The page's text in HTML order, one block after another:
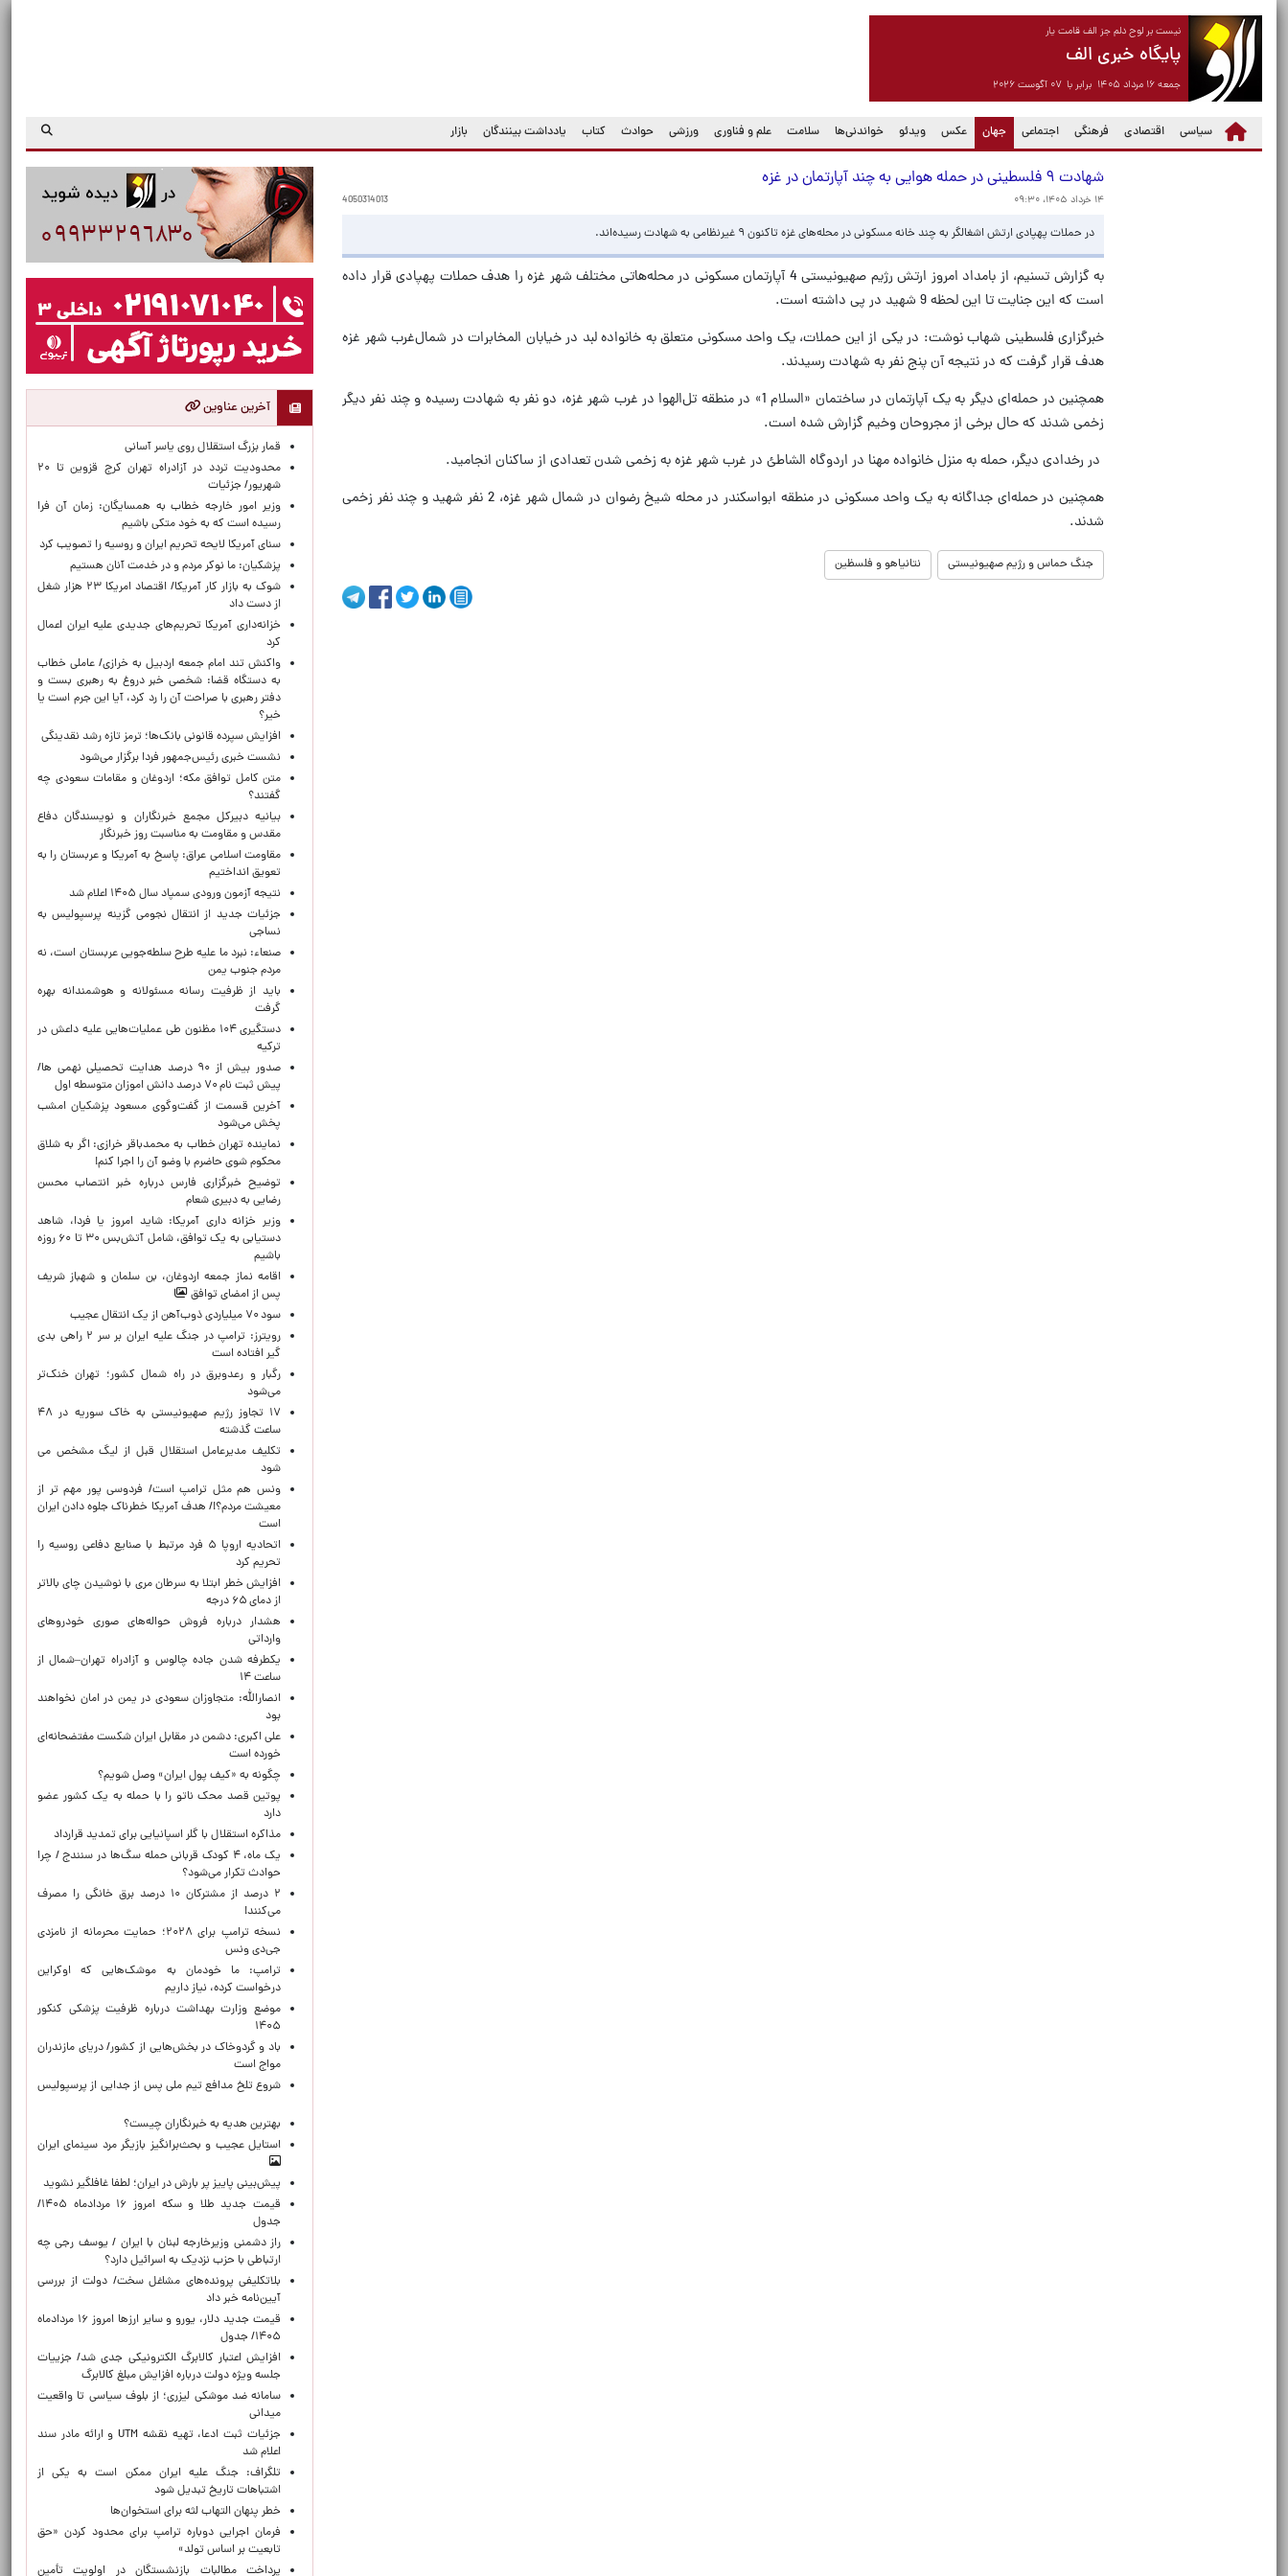
نیست بر لوح دلم جز الف قامت یار
پایگاه خبری الف
جمعه ۱۶ مرداد ۱۴۰۵ برابر با ۰۷ آگوست ۲۰۲۶
سیاسی اقتصادی فرهنگی اجتماعی جهان
(current) عکس ویدئو خواندنی‌ها سلامت علم و فناوری ورزشی حوادث کتاب یادداشت بینندگان بازار
شهادت ۹ فلسطینی در حمله هوایی به چند آپارتمان در غزه
۱۴ خرداد ۱۴۰۵، ۰۹:۳۰ 4050314013
در حملات پهپادی ارتش اشغالگر به چند خانه مسکونی در محله‌های غزه تاکنون ۹ غیرنظامی به شهادت رسیده‌اند.
به گزارش تسنیم، از بامداد امروز ارتش رژیم صهیونیستی 4 آپارتمان مسکونی در محله‌هاتی مختلف شهر غزه را هدف حملات پهپادی قرار داده
است که این جنایت تا این لحظه 9 شهید در پی داشته است.
خبرگزاری فلسطینی شهاب نوشت: در یکی از این حملات، یک واحد مسکونی متعلق به خانواده لبد در خیابان المخابرات در شمال‌غرب شهر غزه
هدف قرار گرفت که در نتیجه آن پنج نفر به شهادت رسیدند.
همچنین در حمله‌ای دیگر به یک آپارتمان در ساختمان «السلام 1» در منطقه تل‌الهوا در غرب شهر غزه، دو نفر به شهادت رسیده و چند نفر دیگر
زخمی شدند که حال برخی از مجروحان وخیم گزارش شده است.
در رخدادی دیگر، حمله به منزل خانواده مهنا در اردوگاه الشاطئ در غرب شهر غزه به زخمی شدن تعدادی از ساکنان انجامید.
همچنین در حمله‌ای جداگانه به یک واحد مسکونی در منطقه ابواسکندر در محله شیخ رضوان در شمال شهر غزه، 2 نفر شهید و چند نفر زخمی
شدند.
جنگ حماس و رژیم صهیونیستی نتانیاهو و فلسظین
آخرین عناوین
قمار بزرگ استقلال روی یاسر آسانی
محدودیت تردد در آزادراه تهران کرج قزوین تا ۲۰
شهریور/ جزئیات
وزیر امور خارجه خطاب به همسایگان: زمان آن فرا
رسیده است که به خود متکی باشیم
سنای آمریکا لایحه تحریم ایران و روسیه را تصویب کرد
پزشکیان: ما نوکر مردم و در خدمت آنان هستیم
شوک به بازار کار آمریکا/ اقتصاد امریکا ۲۳ هزار شغل
از دست داد
خزانه‌داری آمریکا تحریم‌های جدیدی علیه ایران اعمال
کرد
واکنش تند امام جمعه اردبیل به خرازی/ عاملی خطاب
به دستگاه قضا: شخصی خبر دروغ به رهبری بست و
دفتر رهبری با صراحت آن را رد کرد، آیا این جرم است یا
خیر؟
افزایش سپرده قانونی بانک‌ها؛ ترمز تازه رشد نقدینگی
نشست خبری رئیس‌جمهور فردا برگزار می‌شود
متن کامل توافق مکه؛ اردوغان و مقامات سعودی چه
گفتند؟
بیانیه دبیرکل مجمع خبرنگاران و نویسندگان دفاع
مقدس و مقاومت به مناسبت روز خبرنگار
مقاومت اسلامی عراق: پاسخ به آمریکا و عربستان را به
تعویق انداختیم
نتیجه آزمون ورودی سمپاد سال ۱۴۰۵ اعلام شد
جزئیات جدید از انتقال نجومی گزینه پرسپولیس به
نساجی
صنعاء: نبرد ما علیه طرح سلطه‌جویی عربستان است، نه
مردم جنوب یمن
باید از ظرفیت رسانه مسئولانه و هوشمندانه بهره
گرفت
دستگیری ۱۰۴ مظنون طی عملیات‌هایی علیه داعش در
ترکیه
صدور بیش از ۹۰ درصد هدایت تحصیلی نهمی ها/
پیش ثبت نام ۷۰ درصد دانش اموزان متوسطه اول
آخرین قسمت از گفت‌وگوی مسعود پزشکیان امشب
پخش می‌شود
نماینده تهران خطاب به محمدباقر خرازی: اگر به شلاق
محکوم شوی حاضرم با وضو آن را اجرا کنم!
توضیح خبرگزاری فارس درباره خبر انتصاب محسن
رضایی به دبیری شعام
وزیر خزانه داری آمریکا: شاید امروز یا فردا، شاهد
دستیابی به یک توافق، شامل آتش‌بس ۳۰ تا ۶۰ روزه
باشیم
اقامه نماز جمعه اردوغان، بن ‌سلمان و شهباز شریف
پس از امضای توافق
سود ۷۰ میلیاردی ذوب‌آهن از یک انتقال عجیب
رویترز: ترامپ در جنگ علیه ایران بر سر ۲ راهی بدی
گیر افتاده است
رگبار و رعدوبرق در راه شمال کشور؛ تهران خنک‌تر
می‌شود
۱۷ تجاوز رژیم صهیونیستی به خاک سوریه در ۴۸
ساعت گذشته
تکلیف مدیرعامل استقلال قبل از لیگ مشخص می
شود
ونس هم مثل ترامپ است/ فردوسی پور مهم تر از
معیشت مردم؟!/ هدف آمریکا خطرناک جلوه دادن ایران
است
اتحادیه اروپا ۵ فرد مرتبط با صنایع دفاعی روسیه را
تحریم کرد
افزایش خطر ابتلا به سرطان مری با نوشیدن چای بالاتر
از دمای ۶۵ درجه
هشدار درباره فروش حواله‌های صوری خودروهای
وارداتی
یکطرفه شدن جاده چالوس و آزادراه تهران–شمال از
ساعت ۱۴
انصارالله: متجاوزان سعودی در یمن در امان نخواهند
بود
علی اکبری: دشمن در مقابل ایران شکست مفتضحانه‌ای
خورده است
چگونه به «کیف پول ایران» وصل شویم؟
پوتین قصد محک ناتو را با حمله به یک کشور عضو
دارد
مذاکره استقلال با گلر اسپانیایی برای تمدید قرارداد
یک ماه، ۴ کودک قربانی حمله سگ‌ها در سنندج / چرا
حوادث تکرار می‌شود؟
۲ درصد از مشترکان ۱۰ درصد برق خانگی را مصرف
می‌کنند!
نسخه ترامپ برای ۲۰۲۸؛ حمایت محرمانه از نامزدی
جی‌دی ونس
ترامپ: ما خودمان به موشک‌هایی که اوکراین
درخواست کرده، نیاز داریم
موضع وزارت بهداشت درباره ظرفیت پزشکی کنکور
۱۴۰۵
باد و گردوخاک در بخش‌هایی از کشور/ دریای مازندران
مواج است
شروع تلخ مدافع تیم ملی پس از جدایی از پرسپولیس
بهترین هدیه به خبرنگاران چیست؟
استایل عجیب و بحث‌برانگیز بازیگر مرد سینمای ایران
پیش‌بینی پاییز پر بارش در ایران؛ لطفا غافلگیر نشوید
قیمت جدید طلا و سکه امروز ۱۶ مردادماه ۱۴۰۵/
جدول
راز دشمنی وزیرخارجه لبنان با ایران / یوسف رجی چه
ارتباطی با حزب نزدیک به اسرائیل دارد؟
بلاتکلیفی پرونده‌های مشاغل سخت/ دولت از بررسی
آیین‌نامه خبر داد
قیمت جدید دلار، یورو و سایر ارزها امروز ۱۶ مردادماه
۱۴۰۵/ جدول
افزایش اعتبار کالابرگ الکترونیکی جدی شد/ جزییات
جلسه ویژه دولت درباره افزایش مبلغ کالابرگ
سامانه ضد موشکی لیزری؛ از بلوف سیاسی تا واقعیت
میدانی
جزئیات ثبت ادعا، تهیه نقشه UTM و ارائه مادر سند
اعلام شد
تلگراف: جنگ علیه ایران ممکن است به یکی از
اشتباهات تاریخ تبدیل شود
خطر پنهان التهاب لثه برای استخوان‌ها
فرمان اجرایی دوباره ترامپ برای محدود کردن «حق
تابعیت بر اساس تولد»
پرداخت مطالبات بازنشستگان در اولویت تأمین